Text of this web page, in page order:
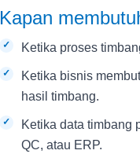
Kapan
Ketika proses
Ketika bisnis
hasil timbang.
Ketika data timbang
QC, atau ERP.